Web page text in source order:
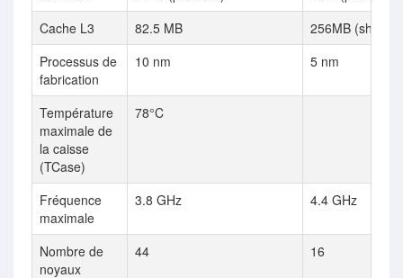
Cache L3
82.5 MB
256MB (shared)
Processus de
fabrication
10 nm 5 nm
Température
maximale de
la caisse
(TCase)
78°C
Fréquence
maximale
3.8 GHz 4.4 GHz
Nombre de
noyaux
44 16